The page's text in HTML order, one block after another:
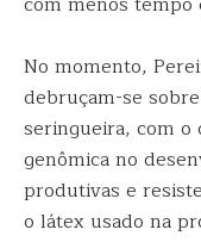
No momento,
debruçam-se
seringueira, com o
genômica no
produtivas e
o látex usado na